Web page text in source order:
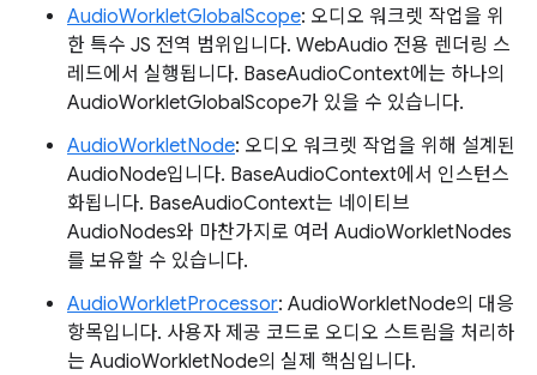
AudioWorkletGlobalScope: 오디오 워크렛 작업을 위
한 특수 JS 전역 범위입니다. WebAudio 전용 렌더링 스
레드에서 실행됩니다. BaseAudioContext에는 하나의
AudioWorkletGlobalScope가 있을 수 있습니다.
AudioWorkletNode: 오디오 워크렛 작업을 위해 설계된
AudioNode입니다. BaseAudioContext에서 인스턴스
화됩니다. BaseAudioContext는 네이티브
AudioNodes와 마찬가지로 여러 AudioWorkletNodes
를 보유할 수 있습니다.
AudioWorkletProcessor: AudioWorkletNode의 대응
항목입니다. 사용자 제공 코드로 오디오 스트림을 처리하
는 AudioWorkletNode의 실제 핵심입니다.